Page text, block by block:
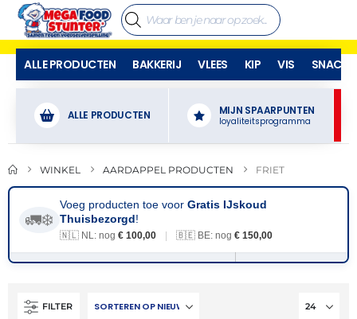
ALLE PRODUCTEN BAKKERIJ VLEES KIP VIS SNACKS
ALLE PRODUCTEN MIJN SPAARPUNTEN
loyaliteitsprogramma
WINKEL AARDAPPEL PRODUCTEN FRIET
🚛❄️
Voeg producten toe voor Gratis IJskoud
Thuisbezorgd!
🇳🇱 NL: nog € 100,00 | 🇧🇪 BE: nog € 150,00
FILTER
THT: